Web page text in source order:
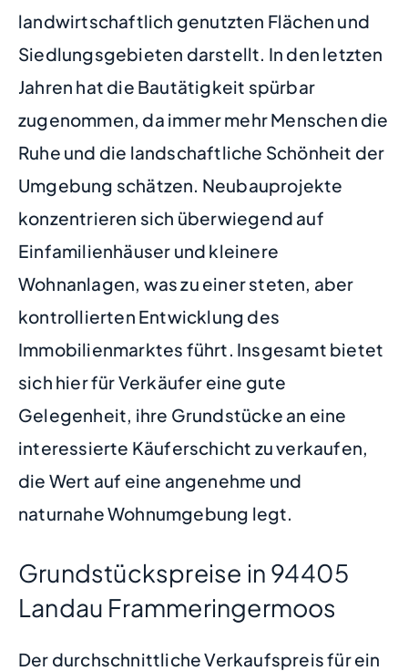
landwirtschaftlich genutzten Flächen und
Siedlungsgebieten darstellt. In den letzten
Jahren hat die Bautätigkeit spürbar
zugenommen, da immer mehr Menschen die
Ruhe und die landschaftliche Schönheit der
Umgebung schätzen. Neubauprojekte
konzentrieren sich überwiegend auf
Einfamilienhäuser und kleinere
Wohnanlagen, was zu einer steten, aber
kontrollierten Entwicklung des
Immobilienmarktes führt. Insgesamt bietet
sich hier für Verkäufer eine gute
Gelegenheit, ihre Grundstücke an eine
interessierte Käuferschicht zu verkaufen,
die Wert auf eine angenehme und
naturnahe Wohnumgebung legt.
Grundstückspreise in 94405
Landau Frammeringermoos
Der durchschnittliche Verkaufspreis für ein